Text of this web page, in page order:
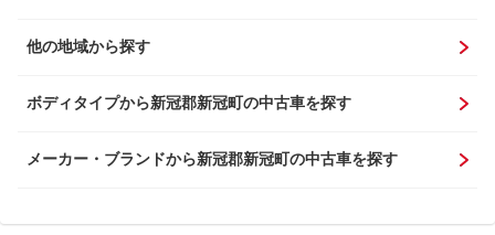
他の地域から探す
ボディタイプから新冠郡新冠町の中古車を探す
メーカー・ブランドから新冠郡新冠町の中古車を探す